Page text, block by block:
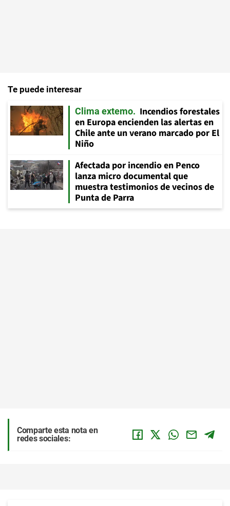
Te puede interesar
Clima extemo
Incendios forestales
en Europa encienden las alertas en
Chile ante un verano marcado por El
Niño
Afectada por incendio en Penco
lanza micro documental que
muestra testimonios de vecinos de
Punta de Parra
Comparte esta nota en
redes sociales: